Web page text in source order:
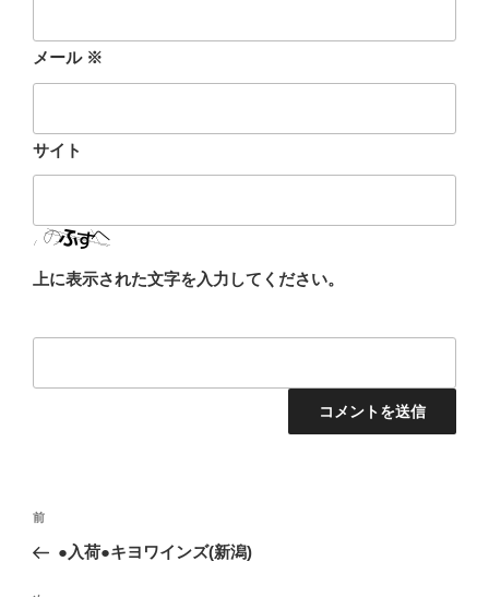
メール ※
サイト
上に表示された文字を入力してください。
投
ナ
前
の
前
●入荷●キヨワインズ(新潟)